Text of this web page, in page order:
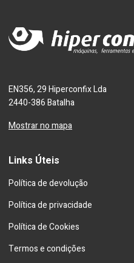
EN356, 29 Hiperconfix Lda
2440-386 Batalha
Mostrar no mapa
Links Úteis
Política de devolução
Política de privacidade
Política de Cookies
Termos e condições